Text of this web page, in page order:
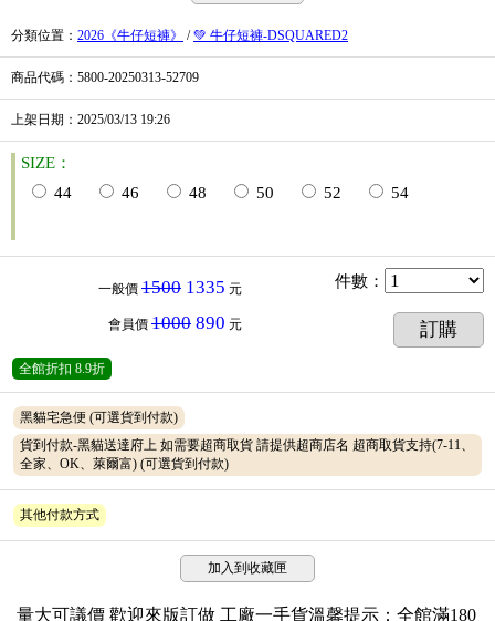
分類位置 ： 2026《牛仔短褲》 /💚 牛仔短褲-DSQUARED2
商品代碼 ：5800-20250313-52709
上架日期 ：2025/03/13 19:26
SIZE：
44
46 48 50 52 54
一般價 1500 1335 元
會員價 1000 890 元
件數 ：
訂購
全館折扣 8.9折
黑貓宅急便 (可選貨到付款)
貨到付款-黑貓送達府上 如需要超商取貨 請提供超商店名 超商取貨支持(7-11、
全家、OK、萊爾富) (可選貨到付款)
其他付款方式
加入到收藏匣
量大可議價 歡迎來版訂做 工廠一手貨溫馨提示：全館滿180